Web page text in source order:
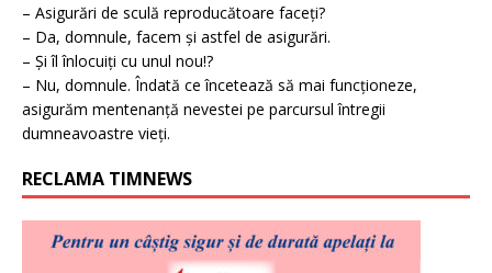
– Asigurări de sculă reproducătoare faceți?
– Da, domnule, facem și astfel de asigurări.
– Și îl înlocuiți cu unul nou!?
– Nu, domnule. Îndată ce încetează să mai funcționeze,
asigurăm mentenanță nevestei pe parcursul întregii
dumneavoastre vieți.
RECLAMA TIMNEWS